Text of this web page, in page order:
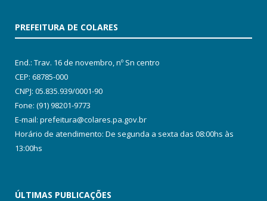
PREFEITURA DE COLARES
End.: Trav. 16 de novembro, nº Sn centro
CEP: 68785-000
CNPJ: 05.835.939/0001-90
Fone: (91) 98201-9773
E-mail: prefeitura@colares.pa.gov.br
Horário de atendimento: De segunda a sexta das 08:00hs às
13:00hs
ÚLTIMAS PUBLICAÇÕES